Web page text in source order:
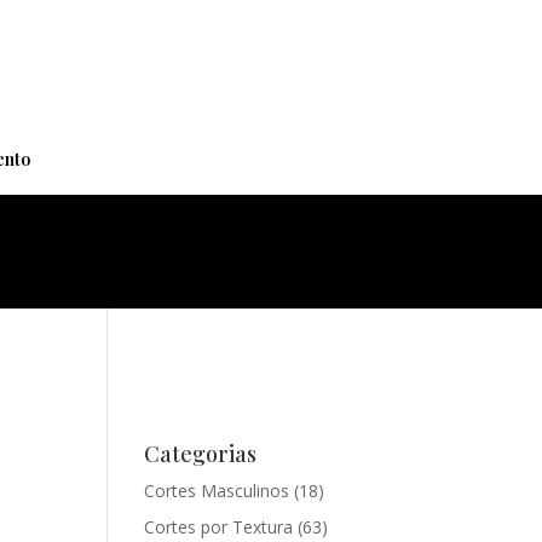
Categorias
Cortes Masculinos (18)
Cortes por Textura (63)